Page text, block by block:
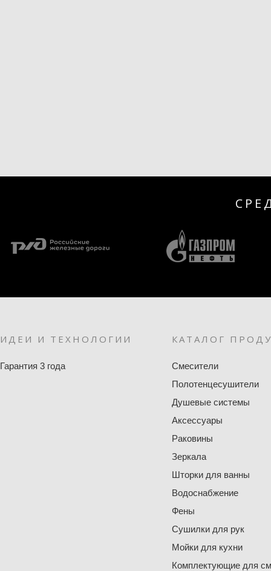
ИДЕИ И ТЕХНОЛОГИИ
Гарантия 3 года
КАТАЛОГ
Смесители
Полотенцесушители
Душевые системы
Аксессуары
Раковины
Зеркала
Шторки для ванны
Водоснабжение
Фены
Сушилки для рук
Мойки для кухни
Комплектующие для